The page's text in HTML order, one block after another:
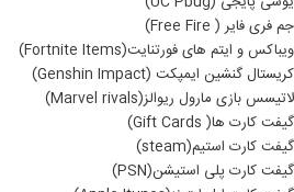
جم فری فایر ( Free Fire)
ویباکس و ایتم های فورتنایت(Fortnite Items)
کریستال گنشین ایمپکت (Genshin Impact)
لاتیسس بازی مارول ریوالز(Marvel rivals)
گیفت کارت ها( Gift Cards)
گیفت کارت استیم(steam)
گیفت کارت پلی استیشن(PSN)